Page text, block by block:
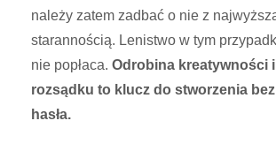
należy zatem zadbać o nie z
starannością. Lenistwo w tym
nie popłaca. Odrobina kreatywności
rozsądku to klucz do stworzenia
hasła.